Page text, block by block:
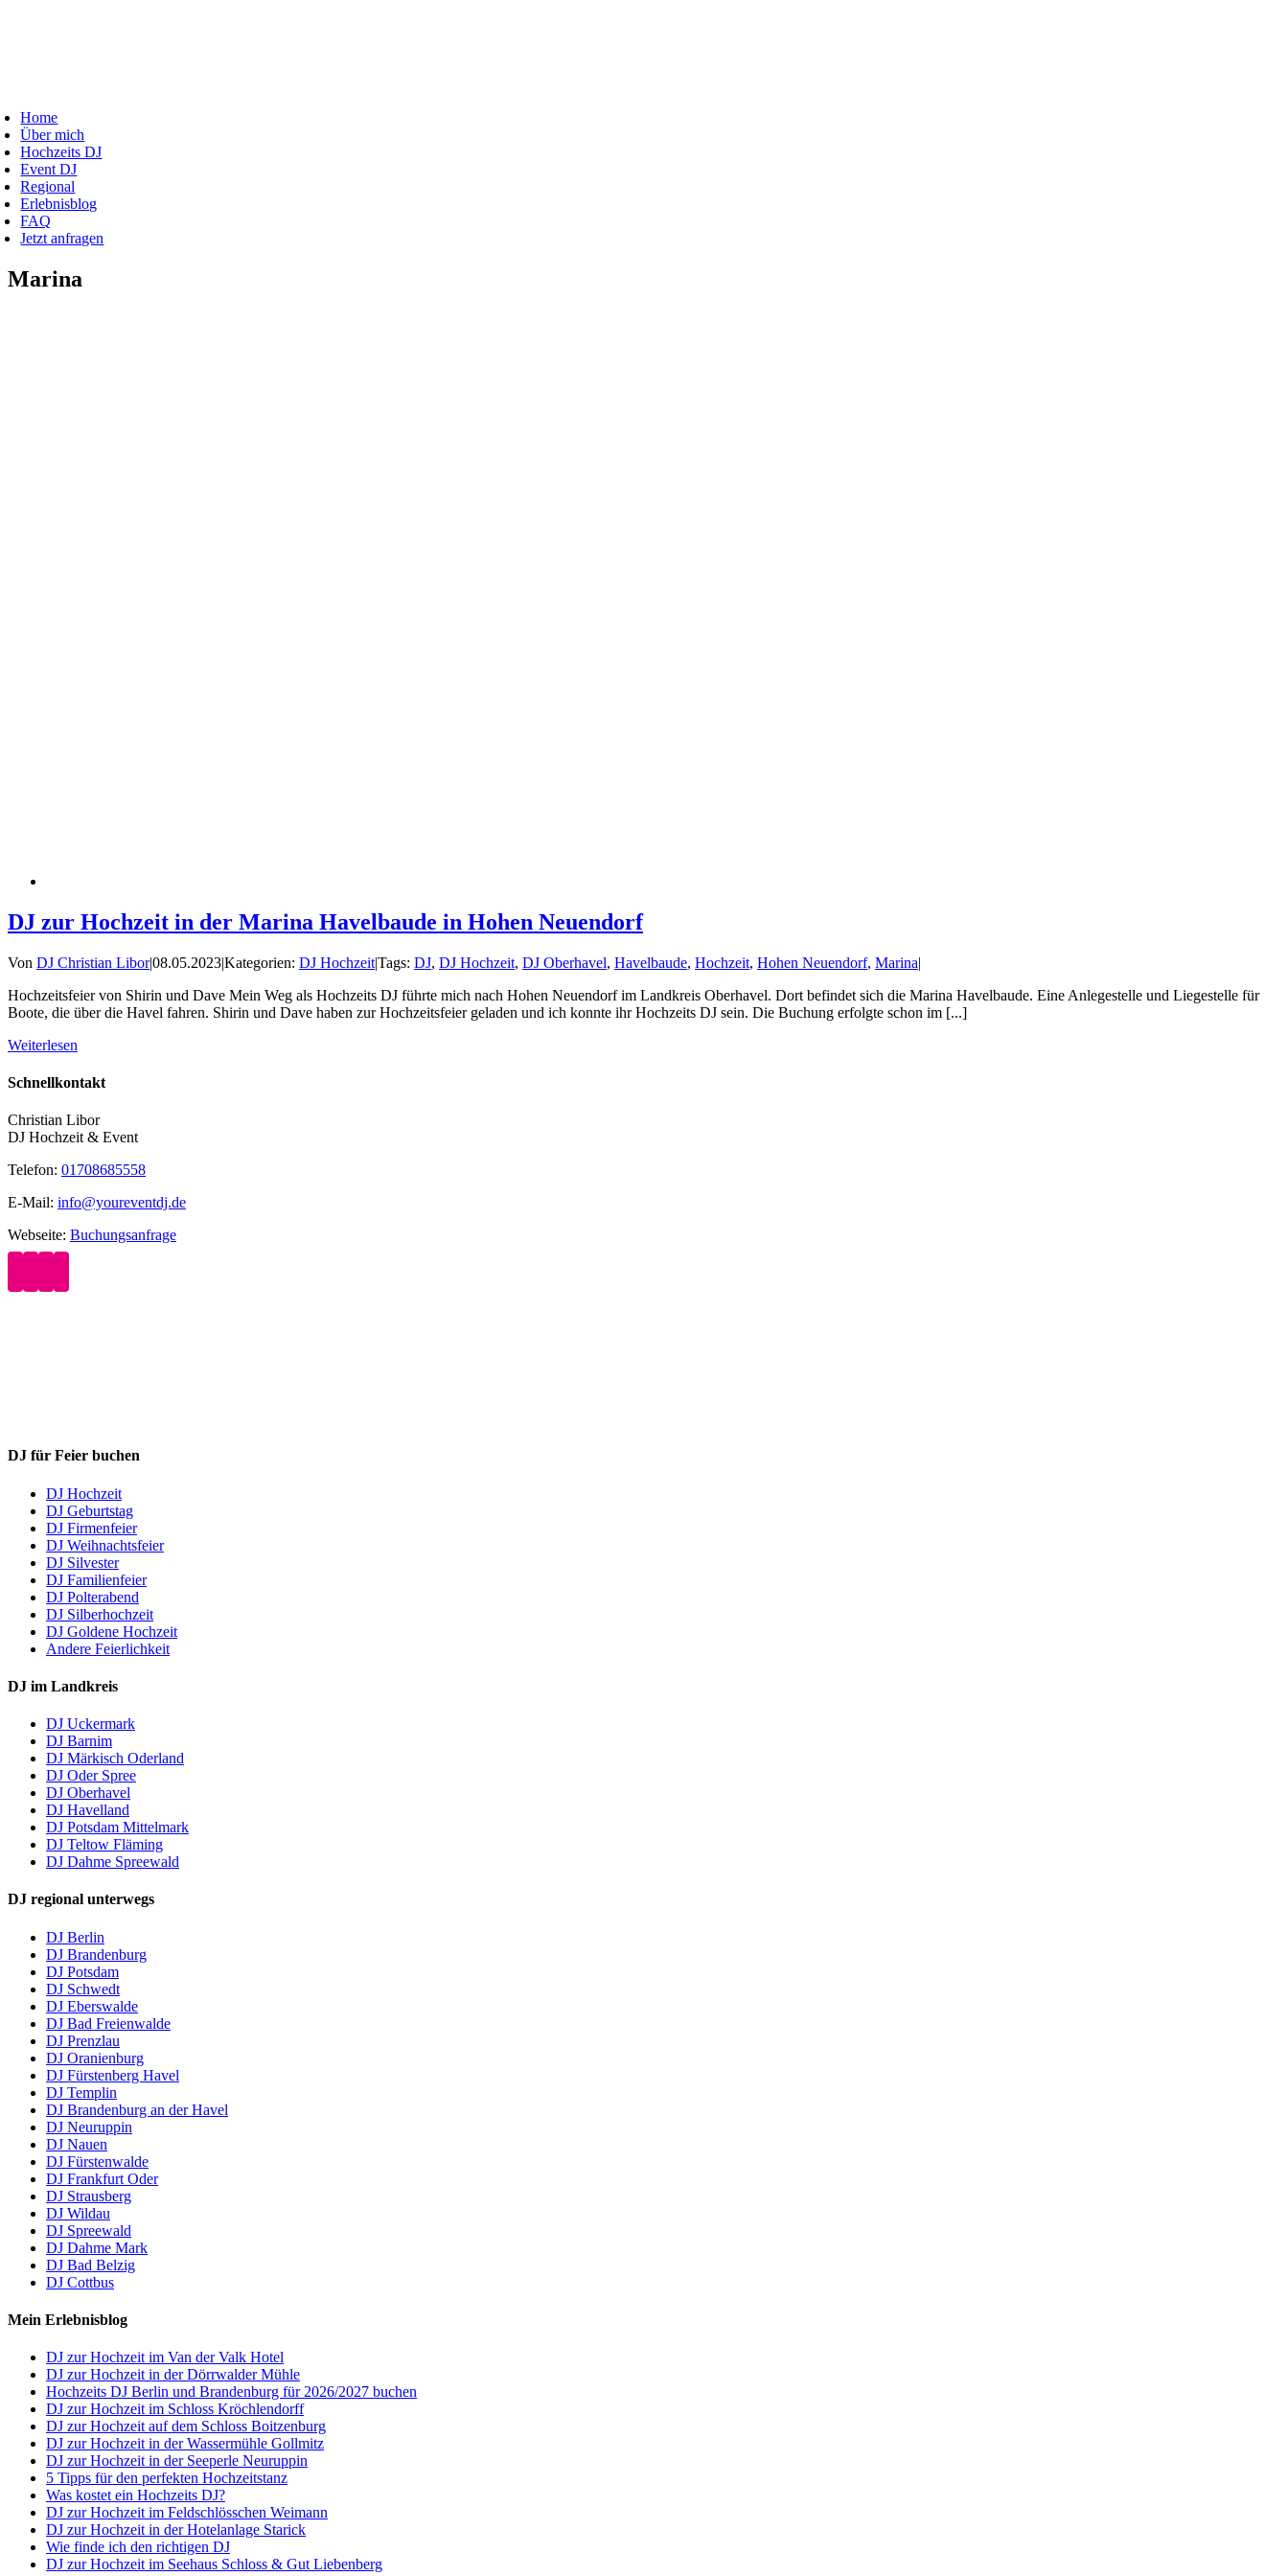
Home
Über mich
Hochzeits DJ
Event DJ
Regional
Erlebnisblog
FAQ
Jetzt anfragen
Marina
DJ zur Hochzeit in der Marina Havelbaude in Hohen Neuendorf
Von DJ Christian Libor|08.05.2023|Kategorien: DJ Hochzeit|Tags: DJ, DJ Hochzeit, DJ Oberhavel, Havelbaude, Hochzeit, Hohen Neuendorf, Marina|
Hochzeitsfeier von Shirin und Dave Mein Weg als Hochzeits DJ führte mich nach Hohen Neuendorf im Landkreis Oberhavel. Dort befindet sich die Marina Havelbaude. Eine Anlegestelle und Liegestelle für
Boote, die über die Havel fahren. Shirin und Dave haben zur Hochzeitsfeier geladen und ich konnte ihr Hochzeits DJ sein. Die Buchung erfolgte schon im [...]
Weiterlesen
Schnellkontakt
Christian Libor
DJ Hochzeit & Event
Telefon: 01708685558
E-Mail: info@youreventdj.de
Webseite: Buchungsanfrage
DJ für Feier buchen
DJ Hochzeit
DJ Geburtstag
DJ Firmenfeier
DJ Weihnachtsfeier
DJ Silvester
DJ Familienfeier
DJ Polterabend
DJ Silberhochzeit
DJ Goldene Hochzeit
Andere Feierlichkeit
DJ im Landkreis
DJ Uckermark
DJ Barnim
DJ Märkisch Oderland
DJ Oder Spree
DJ Oberhavel
DJ Havelland
DJ Potsdam Mittelmark
DJ Teltow Fläming
DJ Dahme Spreewald
DJ regional unterwegs
DJ Berlin
DJ Brandenburg
DJ Potsdam
DJ Schwedt
DJ Eberswalde
DJ Bad Freienwalde
DJ Prenzlau
DJ Oranienburg
DJ Fürstenberg Havel
DJ Templin
DJ Brandenburg an der Havel
DJ Neuruppin
DJ Nauen
DJ Fürstenwalde
DJ Frankfurt Oder
DJ Strausberg
DJ Wildau
DJ Spreewald
DJ Dahme Mark
DJ Bad Belzig
DJ Cottbus
Mein Erlebnisblog
DJ zur Hochzeit im Van der Valk Hotel
DJ zur Hochzeit in der Dörrwalder Mühle
Hochzeits DJ Berlin und Brandenburg für 2026/2027 buchen
DJ zur Hochzeit im Schloss Kröchlendorff
DJ zur Hochzeit auf dem Schloss Boitzenburg
DJ zur Hochzeit in der Wassermühle Gollmitz
DJ zur Hochzeit in der Seeperle Neuruppin
5 Tipps für den perfekten Hochzeitstanz
Was kostet ein Hochzeits DJ?
DJ zur Hochzeit im Feldschlösschen Weimann
DJ zur Hochzeit in der Hotelanlage Starick
Wie finde ich den richtigen DJ
DJ zur Hochzeit im Seehaus Schloss & Gut Liebenberg